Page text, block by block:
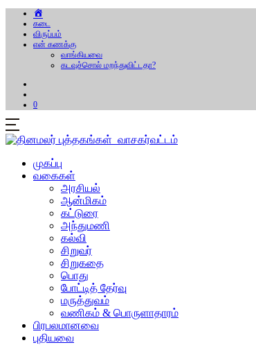
கடை
விருப்பம்
என் கணக்கு
வாங்கியவை
கடவுச்சொல் மறந்துவிட்டதா?
0
முகப்பு
வகைகள்
அரசியல்
ஆன்மிகம்
கட்டுரை
அந்துமணி
கல்வி
சிறுவர்
சிறுகதை
பொது
போட்டித் தேர்வு
மருத்துவம்
வணிகம் & பொருளாதாரம்
பிரபலமானவை
புதியவை